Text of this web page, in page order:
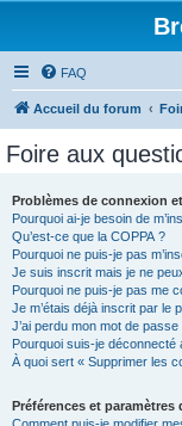
FAQ
Accueil du forum
Foire aux
Problèmes de connexion
Pourquoi ai-je besoin de
Qu’est-ce que la COPPA ?
Pourquoi ne puis-je pas
Je suis inscrit mais je ne
Pourquoi ne puis-je pas me
Je m’étais déjà inscrit par le
J’ai perdu mon mot de passe
Pourquoi suis-je déconnecté
À quoi sert « Supprimer les
Préférences et paramètres